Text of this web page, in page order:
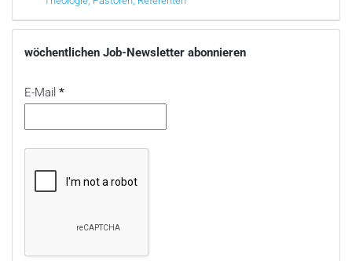
wöchentlichen Job-Newsletter abonnieren
E-Mail *